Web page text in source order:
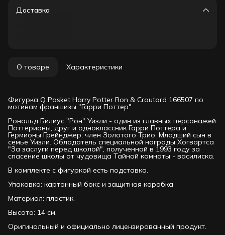
Доставка
О товаре Характеристики
Фигурка Q Posket Harry Potter Ron & Croutard 166507 по
мотивам франшизы "Гарри Поттер".
Рональд Билиус "Рон" Уизли - один из главных персонажей
Поттерианы, друг и одноклассник Гарри Поттера и
Гермионы Грейнджер, член Золотого Трио. Младший сын в
семье Уизли. Обладатель специальной награды Хогвартса
"За заслуги перед школой", полученной в 1993 году за
спасение школы от чудовища Тайной комнаты - василиска.
В комплекте с фигуркой есть подставка.
Упаковка: картонный бокс и защитная коробка
Материал: пластик.
Высота: 14 см.
Оригинальный и официально лицензированный продукт.